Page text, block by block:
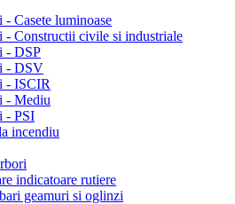
Casete luminoase
- Constructii civile si industriale
- DSP
- DSV
- ISCIR
- Mediu
- PSI
incendiu
indicatoare rutiere
geamuri si oglinzi